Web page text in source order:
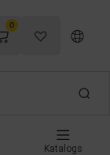
0
Katalogs